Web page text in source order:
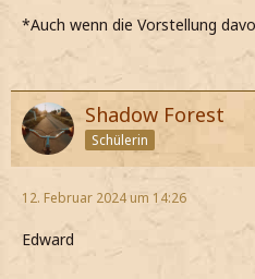
*Auch wenn die Vorstellung
Shadow Forest
Schülerin
12. Februar 2024 um 14:26
Edward